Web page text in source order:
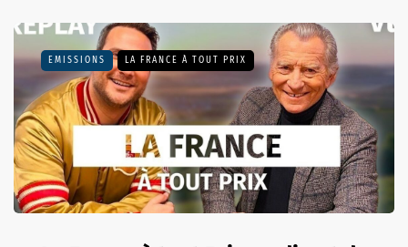
EMISSIONS LA FRANCE À TOUT PRIX